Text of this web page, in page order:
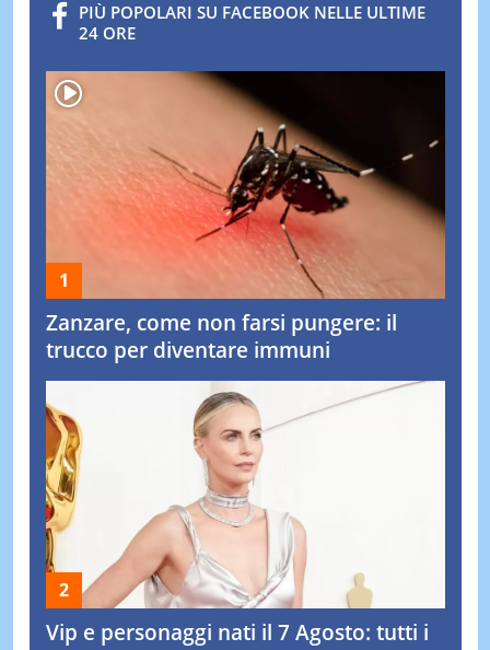
PIÙ POPOLARI SU FACEBOOK NELLE ULTIME
24 ORE
Zanzare, come non farsi pungere: il
trucco per diventare immuni
Vip e personaggi nati il 7 Agosto: tutti i